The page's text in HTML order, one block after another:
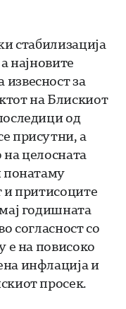
стабилизација
најновите
за
на Блискиот
од
присутни, а
целосната
понатаму
и притисоците
годишната
согласност со
е на повисоко
инфлација и
просек.